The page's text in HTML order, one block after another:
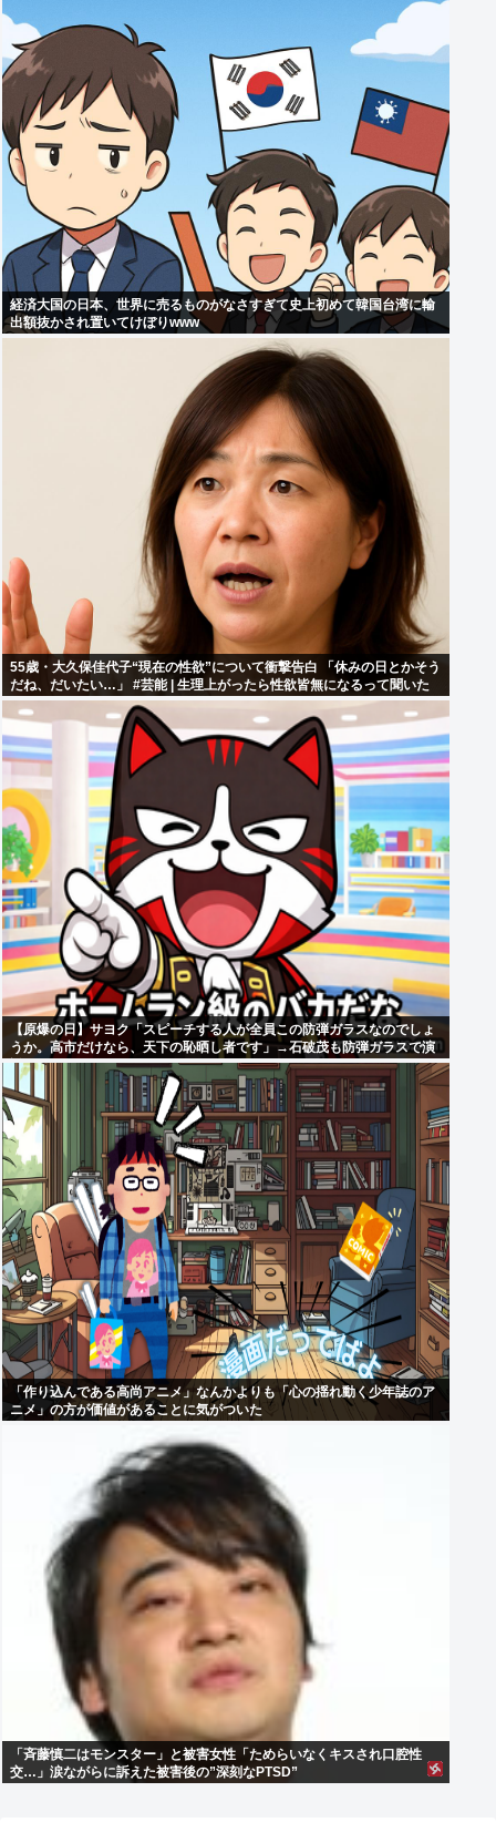
経済大国の日本、世界に売るものがなさすぎて史上初めて韓国台湾に輸
出額抜かされ置いてけぼりwww
55歳・大久保佳代子“現在の性欲”について衝撃告白 「休みの日とかそう
だね、だいたい…」 #芸能 | 生理上がったら性欲皆無になるって聞いた
ことあるけどどうなん
【原爆の日】サヨク「スピーチする人が全員この防弾ガラスなのでしょ
うか。高市だけなら、天下の恥晒し者です」→石破茂も防弾ガラスで演
説してました
「作り込んである高尚アニメ」なんかよりも「心の揺れ動く少年誌のア
ニメ」の方が価値があることに気がついた
「斉藤慎二はモンスター」と被害女性「ためらいなくキスされ口腔性
交…」涙ながらに訴えた被害後の”深刻なPTSD”